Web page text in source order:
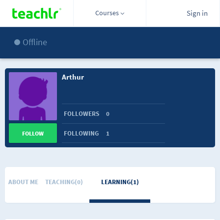
Courses Sign in
Offline
Arthur
FOLLOWERS 0
FOLLOWING 1
FOLLOW
ABOUT ME TEACHING(0) LEARNING(1)